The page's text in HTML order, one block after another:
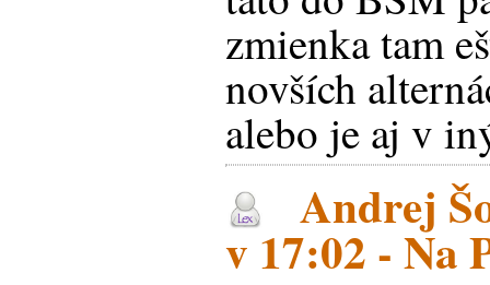
zmienka tam
novších
alebo je aj v
Andrej
v 17:02 - Na